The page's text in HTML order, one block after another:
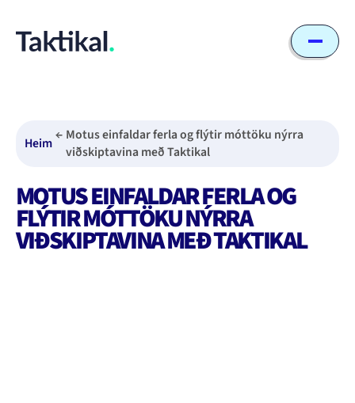
Heim
Motus einfaldar ferla og flýtir móttöku nýrra
viðskiptavina með Taktikal
MOTUS EINFALDAR FERLA OG
FLÝTIR MÓTTÖKU NÝRRA
VIÐSKIPTAVINA MEÐ TAKTIKAL